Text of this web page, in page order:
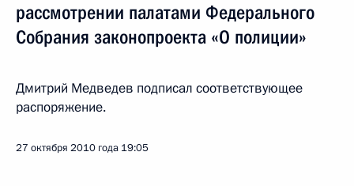
рассмотрении палатами Федерального
Собрания законопроекта «О полиции»
Дмитрий Медведев подписал соответствующее
распоряжение.
27 октября 2010 года 19:05